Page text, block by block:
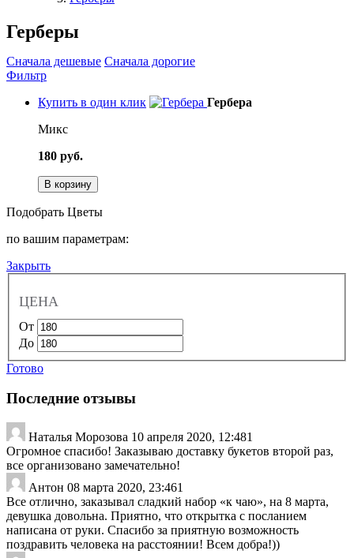
Герберы
Сначала дешевые Сначала дорогие
Фильтр
Купить в один клик
Гербера
Микс
180 руб.
В корзину
Подобрать Цветы
по вашим параметрам:
Закрыть
ЦЕНА
От
До
Готово
Последние отзывы
Наталья Морозова 10 апреля 2020, 12:481
Огромное спасибо! Заказываю доставку букетов второй раз,
все организовано замечательно!
Антон 08 марта 2020, 23:461
Все отлично, заказывал сладкий набор «к чаю», на 8 марта,
девушка довольна. Приятно, что открытка с посланием
написана от руки. Спасибо за приятную возможность
поздравить человека на расстоянии! Всем добра!))